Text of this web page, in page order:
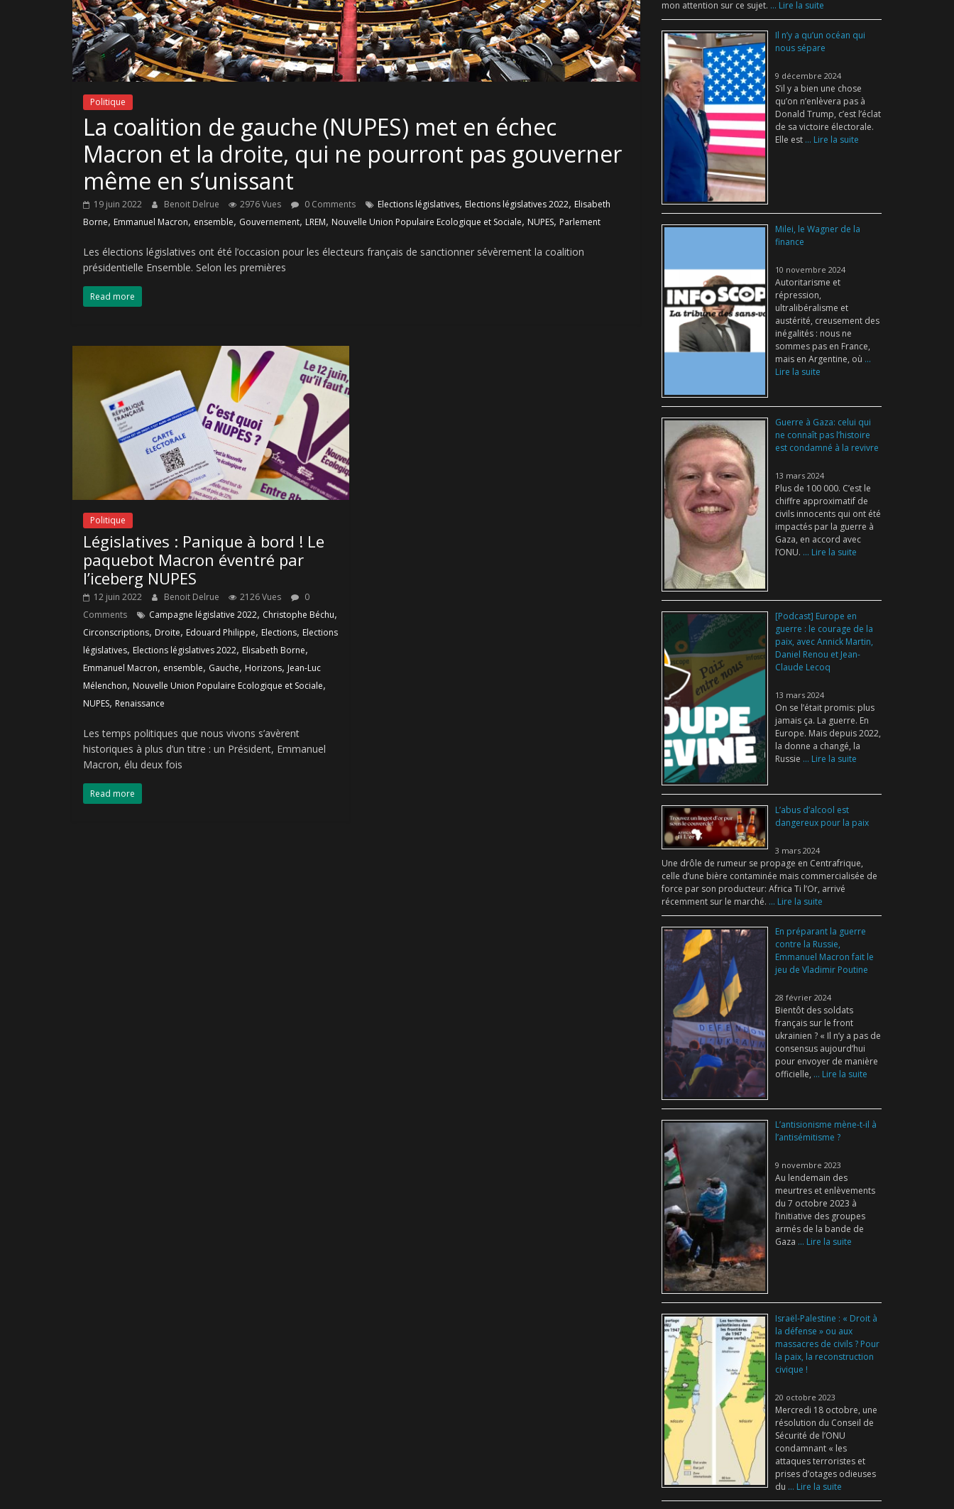
Politique
La coalition de gauche (NUPES) met en échec
Macron et la droite, qui ne pourront pas gouverner
même en s’unissant
19 juin 2022 Benoit Delrue 2976 Vues 0 Comments Elections législatives, Elections législatives 2022, Elisabeth
Borne, Emmanuel Macron, ensemble, Gouvernement, LREM, Nouvelle Union Populaire Ecologique et Sociale, NUPES, Parlement
Les élections législatives ont été l’occasion pour les électeurs français de sanctionner sévèrement la coalition
présidentielle Ensemble. Selon les premières
Read more
Politique
Législatives : Panique à bord ! Le
paquebot Macron éventré par
l’iceberg NUPES
12 juin 2022 Benoit Delrue 2126 Vues
0
Comments
Campagne législative 2022, Christophe Béchu,
Circonscriptions, Droite, Edouard Philippe, Elections, Elections
législatives, Elections législatives 2022, Elisabeth Borne,
Emmanuel Macron, ensemble, Gauche, Horizons, Jean-Luc
Mélenchon, Nouvelle Union Populaire Ecologique et Sociale,
NUPES, Renaissance
Les temps politiques que nous vivons s’avèrent
historiques à plus d’un titre : un Président, Emmanuel
Macron, élu deux fois
Read more
mon attention sur ce sujet. ... Lire la suite
Il n’y a qu’un océan qui
nous sépare
9 décembre 2024
S’il y a bien une chose
qu’on n’enlèvera pas à
Donald Trump, c’est l’éclat
de sa victoire électorale.
Elle est ... Lire la suite
Milei, le Wagner de la
finance
10 novembre 2024
Autoritarisme et
répression,
ultralibéralisme et
austérité, creusement des
inégalités : nous ne
sommes pas en France,
mais en Argentine, où ...
Lire la suite
Guerre à Gaza: celui qui
ne connaît pas l’histoire
est condamné à la revivre
13 mars 2024
Plus de 100 000. C’est le
chiffre approximatif de
civils innocents qui ont été
impactés par la guerre à
Gaza, en accord avec
l’ONU. ... Lire la suite
[Podcast] Europe en
guerre : le courage de la
paix, avec Annick Martin,
Daniel Renou et Jean-
Claude Lecoq
13 mars 2024
On se l’était promis: plus
jamais ça. La guerre. En
Europe. Mais depuis 2022,
la donne a changé, la
Russie ... Lire la suite
L’abus d’alcool est
dangereux pour la paix
3 mars 2024
Une drôle de rumeur se propage en Centrafrique,
celle d’une bière contaminée mais commercialisée de
force par son producteur: Africa Ti l’Or, arrivé
récemment sur le marché. ... Lire la suite
En préparant la guerre
contre la Russie,
Emmanuel Macron fait le
jeu de Vladimir Poutine
28 février 2024
Bientôt des soldats
français sur le front
ukrainien ? « Il n’y a pas de
consensus aujourd’hui
pour envoyer de manière
officielle, ... Lire la suite
L’antisionisme mène-t-il à
l’antisémitisme ?
9 novembre 2023
Au lendemain des
meurtres et enlèvements
du 7 octobre 2023 à
l’initiative des groupes
armés de la bande de
Gaza ... Lire la suite
Israël-Palestine : « Droit à
la défense » ou aux
massacres de civils ? Pour
la paix, la reconstruction
civique !
20 octobre 2023
Mercredi 18 octobre, une
résolution du Conseil de
Sécurité de l’ONU
condamnant « les
attaques terroristes et
prises d’otages odieuses
du ... Lire la suite